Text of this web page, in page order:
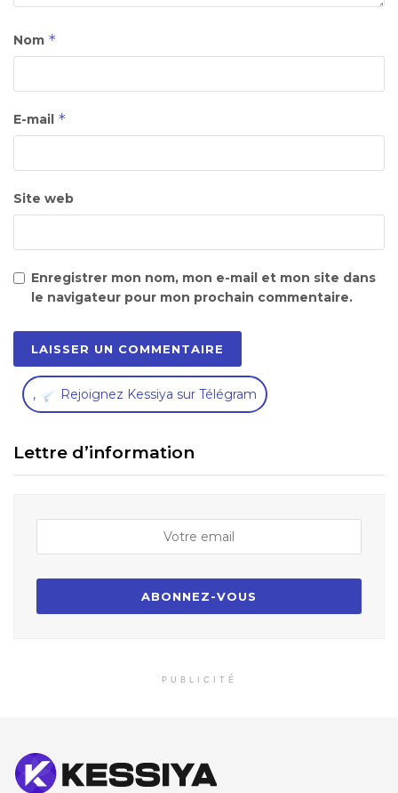
Nom *
E-mail *
Site web
Enregistrer mon nom, mon e-mail et mon site dans
le navigateur pour mon prochain commentaire.
, Rejoignez Kessiya sur Télégram
Lettre d’information
PUBLICITÉ